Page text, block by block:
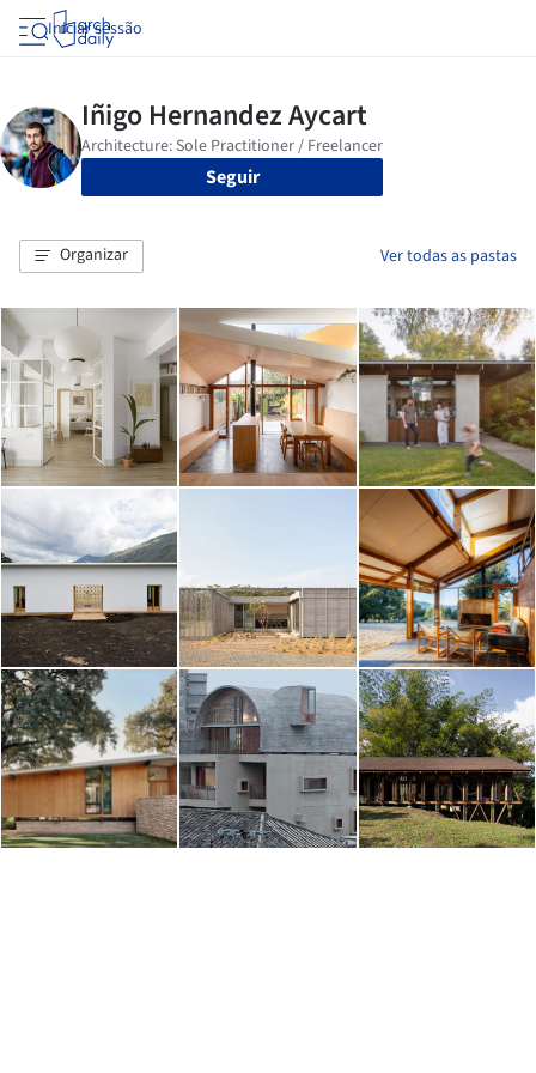
Iniciar sessão
Seguir
Organizar Ver todas as pastas